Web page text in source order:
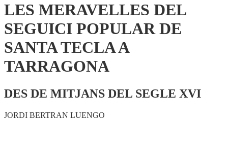
LES MERAVELLES DEL
SEGUICI POPULAR DE
SANTA TECLA A
TARRAGONA
DES DE MITJANS DEL SEGLE XVI
JORDI BERTRAN LUENGO